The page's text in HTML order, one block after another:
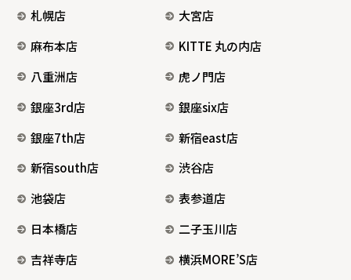
札幌店
大宮店
麻布本店
KITTE 丸の内店
八重洲店
虎ノ門店
銀座3rd店
銀座six店
銀座7th店
新宿east店
新宿south店
渋谷店
池袋店
表参道店
日本橋店
二子玉川店
吉祥寺店
横浜MORE’S店